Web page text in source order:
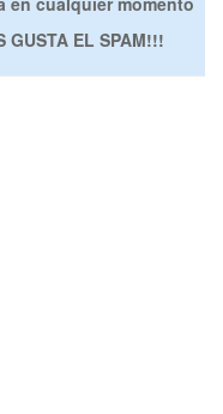
GUSTA EL SPAM!!!